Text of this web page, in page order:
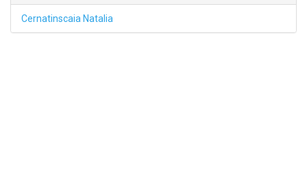
Cernatinscaia Natalia